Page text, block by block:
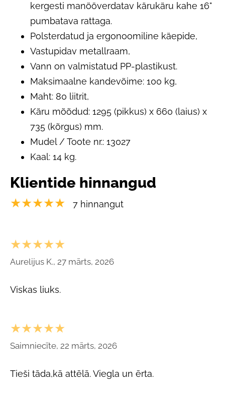
kergesti manööverdatav kärukäru kahe 16"
pumbatava rattaga.
Polsterdatud ja ergonoomiline käepide,
Vastupidav metallraam,
Vann on valmistatud PP-plastikust.
Maksimaalne kandevõime: 100 kg,
Maht: 80 liitrit,
Käru mõõdud: 1295 (pikkus) x 660 (laius) x
735 (kõrgus) mm.
Mudel / Toote nr.: 13027
Kaal: 14 kg.
Klientide hinnangud
★★★★★ 7 hinnangut
★★★★★
Aurelijus K., 27 märts, 2026
Viskas liuks.
★★★★★
Saimniecīte, 22 märts, 2026
Tieši tāda,kā attēlā. Viegla un ērta.